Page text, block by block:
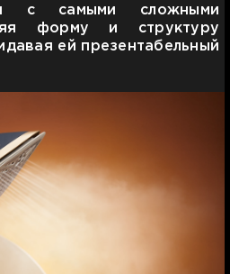
с самыми сложными
форму и структуру
ей презентабельный